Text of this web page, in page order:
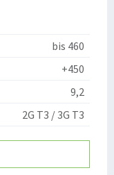
bis 460
+450
9,2
2G T3 / 3G T3